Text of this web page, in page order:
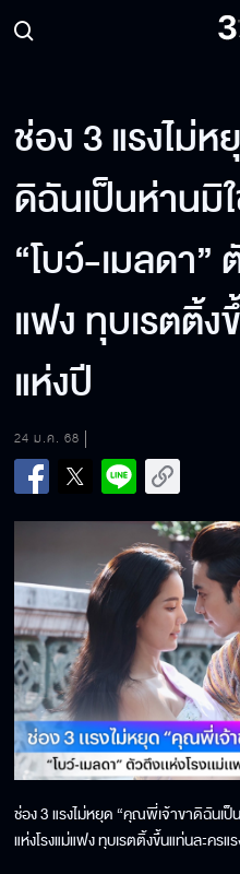
ช่อง 3 แรงไม่
ดิฉันเป็นห่านมิ
“โบว์-เมลดา”
แฟง ทุบเรตติ้ง
แห่งปี
24 ม.ค. 68
ช่อง 3 แรงไม่หยุด “คุณพี่เจ้าขาดิฉันเป็
แห่งโรงแม่แฟง ทุบเรตติ้งขึ้นแท่นละครแ